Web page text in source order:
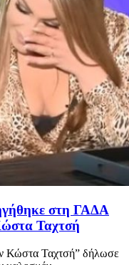
στη ΓΑΔΑ
Ταχτσή
Κώστα Ταχτσή” δήλωσε